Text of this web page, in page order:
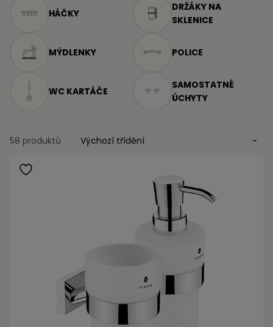
HÁČKY
DRŽÁKY NA
SKLENICE
MÝDLENKY POLICE
WC KARTÁČE
SAMOSTATNÉ
ÚCHYTY
58 produktů